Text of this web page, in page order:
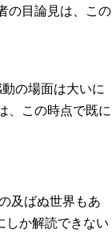
の目論見は、この
の場面は大いに
、この時点で既に
及ばぬ世界もあ
しか解読できない